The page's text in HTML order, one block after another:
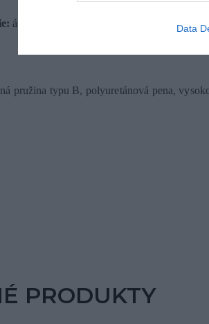
Data
áno
pružina typu B, polyuretánová pena,
PRODUKTY